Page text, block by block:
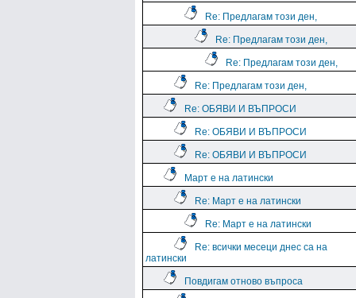
Re: Предлагам този ден,
Re: Предлагам този ден,
Re: Предлагам този ден,
Re: Предлагам този ден,
Re: ОБЯВИ И ВЪПРОСИ
Re: ОБЯВИ И ВЪПРОСИ
Re: ОБЯВИ И ВЪПРОСИ
Март е на латински
Re: Март е на латински
Re: Март е на латински
Re: всички месеци днес са на
латински
Повдигам отново въпроса